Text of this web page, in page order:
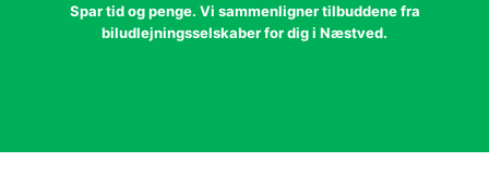
Spar tid og penge. Vi sammenligner tilbuddene fra
biludlejningsselskaber for dig i Næstved.